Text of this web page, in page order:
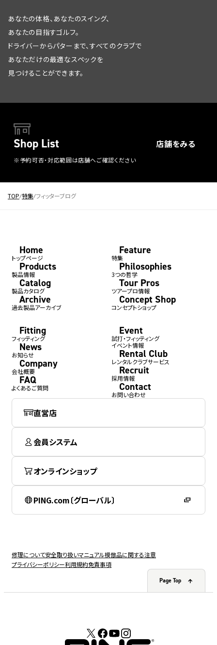
TOP 特集 フィッターブログ
あなたの体格、あなたのスイング、
あなたの目指すゴルフ。
ドライバーからパターまで、すべてのクラブで
あなただけの最適なスペックを
見つけることができます。
Shop List 店舗をみる
※予約可否・対応範囲は店舗へご確認ください
Home
トップページ
Products
製品情報
Catalog
製品カタログ
Archive
過去製品アーカイブ
Feature
特集
Philosophies
3つの哲学
Tour Pros
ツアープロ情報
Concept Shop
コンセプトショップ
Fitting
フィッティング
News
お知らせ
Company
会社概要
FAQ
よくあるご質問
Event
試打・フィッティング
イベント情報
Rental Club
レンタルクラブサービス
Recruit
採用情報
Contact
お問い合わせ
直営店
会員システム
オンラインショップ
PING.com〔グローバル〕
修理について安全取り扱いマニュアル模倣品に関する注意
プライバシーポリシー利用規約免責事項
Page Top